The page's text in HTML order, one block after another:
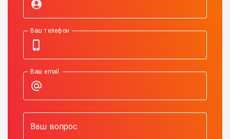
Ваш телефон
Ваш email
Ваш вопрос